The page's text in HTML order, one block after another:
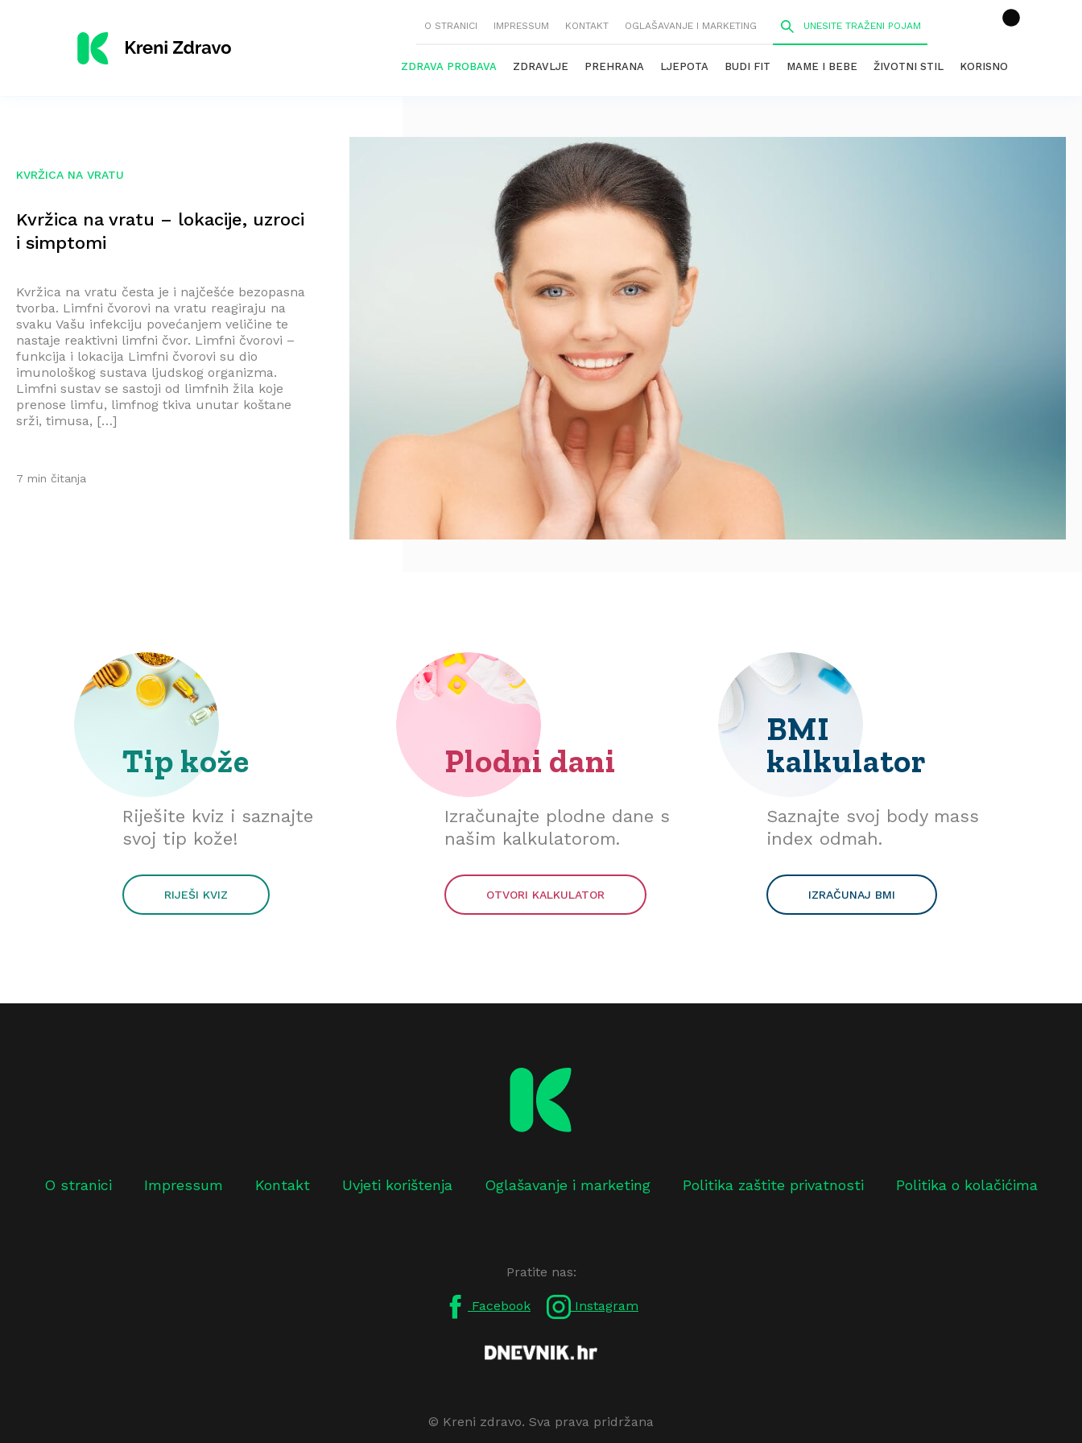
O STRANICI IMPRESSUM KONTAKT OGLAŠAVANJE I MARKETING
ZDRAVA PROBAVA ZDRAVLJE PREHRANA LJEPOTA BUDI FIT MAME I BEBE ŽIVOTNI STIL KORISNO
KVRŽICA NA VRATU
Kvržica na vratu – lokacije, uzroci
i simptomi
Kvržica na vratu česta je i najčešće bezopasna
tvorba. Limfni čvorovi na vratu reagiraju na
svaku Vašu infekciju povećanjem veličine te
nastaje reaktivni limfni čvor. Limfni čvorovi –
funkcija i lokacija Limfni čvorovi su dio
imunološkog sustava ljudskog organizma.
Limfni sustav se sastoji od limfnih žila koje
prenose limfu, limfnog tkiva unutar koštane
srži, timusa, […]
7 min čitanja
Tip kože
Riješite kviz i saznajte
svoj tip kože!
RIJEŠI KVIZ
Plodni dani
Izračunajte plodne dane s
našim kalkulatorom.
OTVORI KALKULATOR
BMI
kalkulator
Saznajte svoj body mass
index odmah.
IZRAČUNAJ BMI
O stranici Impressum Kontakt Uvjeti korištenja Oglašavanje i marketing Politika zaštite privatnosti Politika o kolačićima
Pratite nas:
Facebook Instagram
© Kreni zdravo. Sva prava pridržana